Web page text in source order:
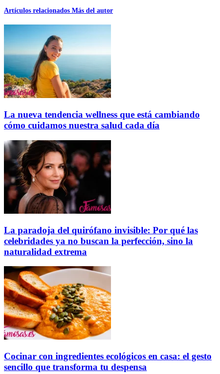
Artículos relacionados Más del autor
La nueva tendencia wellness que está cambiando
cómo cuidamos nuestra salud cada día
La paradoja del quirófano invisible: Por qué las
celebridades ya no buscan la perfección, sino la
naturalidad extrema
Cocinar con ingredientes ecológicos en casa: el gesto
sencillo que transforma tu despensa